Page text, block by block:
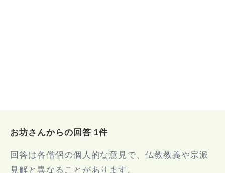
お坊さんからの回答 1件
回答は各僧侶の個人的な意見で、仏教教義や宗派
見解と異なることがあります。